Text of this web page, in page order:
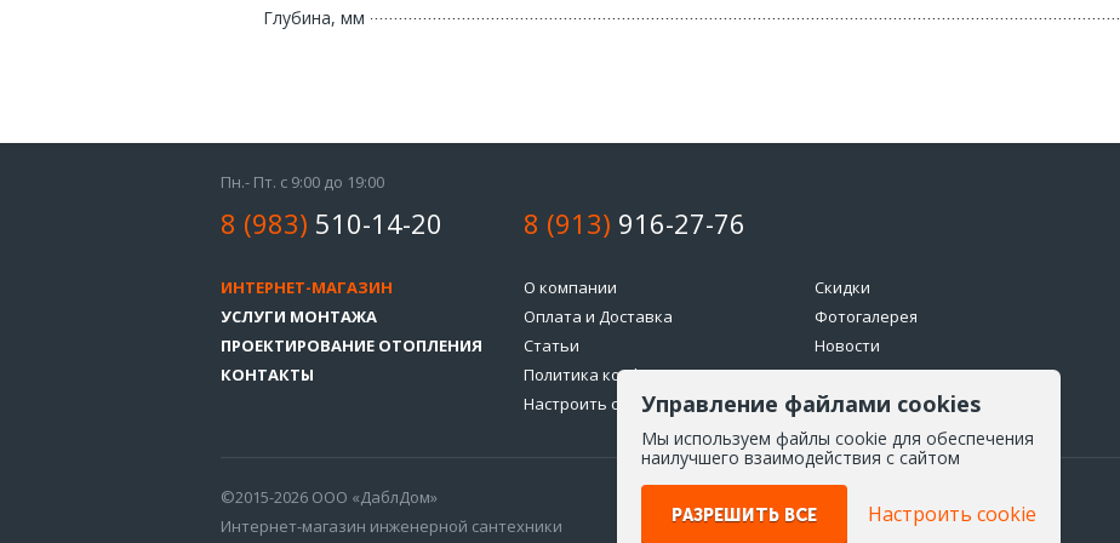
Глубина, мм
Пн.- Пт. с 9:00 до 19:00
8 (983) 510-14-20 8 (913) 916-27-76
ИНТЕРНЕТ-МАГАЗИН
УСЛУГИ МОНТАЖА
ПРОЕКТИРОВАНИЕ ОТОПЛЕНИЯ
КОНТАКТЫ
О компании
Скидки
Оплата и Доставка
Фотогалерея
Статьи
Новости
Политика конфиденциальности
Возврат товара
Настроить cookie
©2015-2026 ООО «ДаблДом»
Интернет-магазин инженерной сантехники
Управление файлами cookies
Мы используем файлы cookie для обеспечения
наилучшего взаимодействия с сайтом
РАЗРЕШИТЬ ВСЕ Настроить cookie